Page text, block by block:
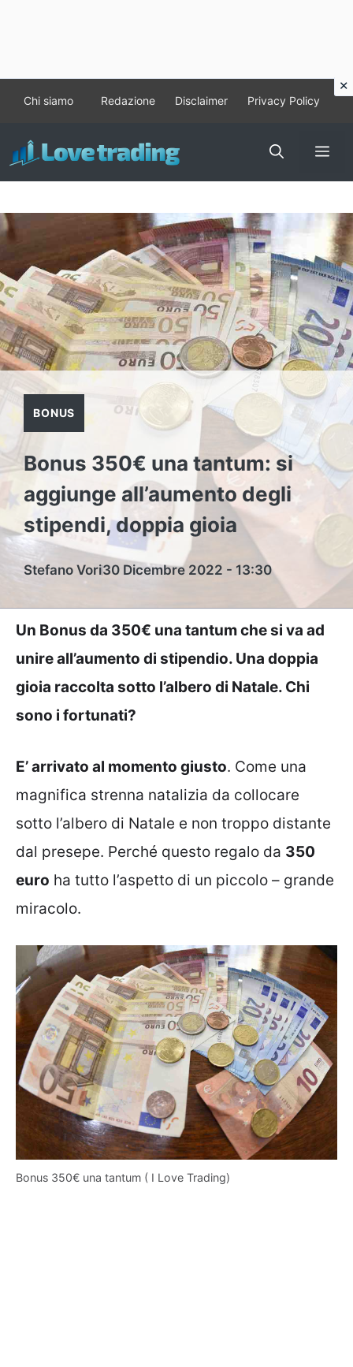
contenuto
Chi siamo Redazione Disclaimer Privacy Policy
BONUS
Bonus 350€ una tantum: si
aggiunge all’aumento degli
stipendi, doppia gioia
Stefano Vori30 Dicembre 2022 - 13:30
Un Bonus da 350€ una tantum che si va ad
unire all’aumento di stipendio. Una doppia
gioia raccolta sotto l’albero di Natale. Chi
sono i fortunati?
E’ arrivato al momento giusto. Come una
magnifica strenna natalizia da collocare
sotto l’albero di Natale e non troppo distante
dal presepe. Perché questo regalo da 350
euro ha tutto l’aspetto di un piccolo – grande
miracolo.
Bonus 350€ una tantum ( I Love Trading)